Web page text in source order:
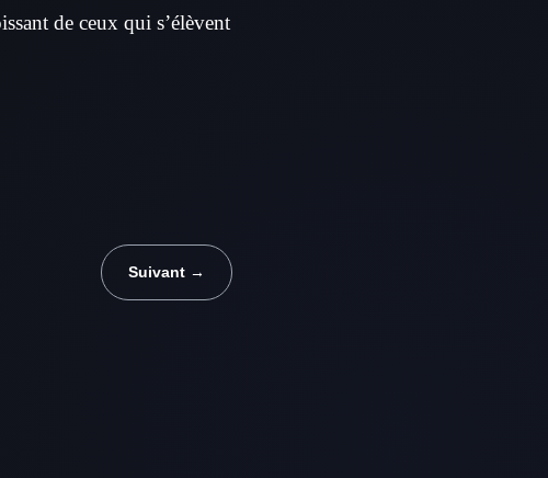
de ceux qui s’élèvent
Suivant →